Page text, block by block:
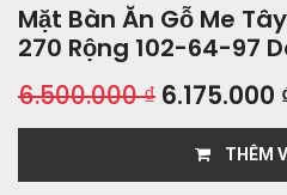
Mặt Bàn Ăn Gỗ Me
270 Rộng 102-64-97
6.500.000₫ 6.175.000
THÊM